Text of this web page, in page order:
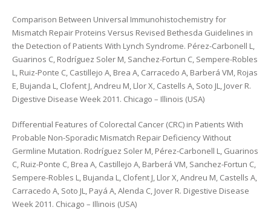
Comparison Between Universal Immunohistochemistry for
Mismatch Repair Proteins Versus Revised Bethesda Guidelines in
the Detection of Patients With Lynch Syndrome. Pérez-Carbonell L,
Guarinos C, Rodríguez Soler M, Sanchez-Fortun C, Sempere-Robles
L, Ruiz-Ponte C, Castillejo A, Brea A, Carracedo A, Barberá VM, Rojas
E, Bujanda L, Clofent J, Andreu M, Llor X, Castells A, Soto JL, Jover R.
Digestive Disease Week 2011. Chicago – Illinois (USA)
Differential Features of Colorectal Cancer (CRC) in Patients With
Probable Non-Sporadic Mismatch Repair Deficiency Without
Germline Mutation. Rodríguez Soler M, Pérez-Carbonell L, Guarinos
C, Ruiz-Ponte C, Brea A, Castillejo A, Barberá VM, Sanchez-Fortun C,
Sempere-Robles L, Bujanda L, Clofent J, Llor X, Andreu M, Castells A,
Carracedo A, Soto JL, Payá A, Alenda C, Jover R. Digestive Disease
Week 2011. Chicago – Illinois (USA)